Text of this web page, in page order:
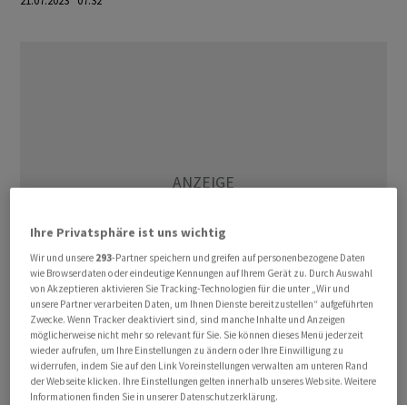
Die Gewinneinbussen fielen noch deutlicher aus, auch
weil Kosten belasteten. Der um Sondereffekte
bereinigte Gewinn vor Zinsen, Steuern und
Ihre Privatsphäre ist uns wichtig
Wir und unsere 293-Partner speichern und greifen auf personenbezogene Daten
wie Browserdaten oder eindeutige Kennungen auf Ihrem Gerät zu. Durch Auswahl
von Akzeptieren aktivieren Sie Tracking-Technologien für die unter „Wir und
unsere Partner verarbeiten Daten, um Ihnen Dienste bereitzustellen“ aufgeführten
Zwecke. Wenn Tracker deaktiviert sind, sind manche Inhalte und Anzeigen
möglicherweise nicht mehr so relevant für Sie. Sie können dieses Menü jederzeit
wieder aufrufen, um Ihre Einstellungen zu ändern oder Ihre Einwilligung zu
widerrufen, indem Sie auf den Link Voreinstellungen verwalten am unteren Rand
der Webseite klicken. Ihre Einstellungen gelten innerhalb unseres Website. Weitere
Informationen finden Sie in unserer Datenschutzerklärung.